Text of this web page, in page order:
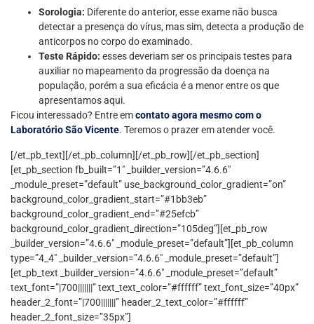
Sorologia: Diferente do anterior, esse exame não busca
detectar a presença do vírus, mas sim, detecta a produção de
anticorpos no corpo do examinado.
Teste Rápido: esses deveriam ser os principais testes para
auxiliar no mapeamento da progressão da doença na
população, porém a sua eficácia é a menor entre os que
apresentamos aqui.
Ficou interessado? Entre emcontato agora mesmo com o
Laboratório São Vicente. Teremos o prazer em atender você.
[/et_pb_text][/et_pb_column][/et_pb_row][/et_pb_section]
[et_pb_section fb_built=”1″ _builder_version=”4.6.6″
_module_preset=”default” use_background_color_gradient=”on”
background_color_gradient_start=”#1bb3eb”
background_color_gradient_end=”#25efcb”
background_color_gradient_direction=”105deg”][et_pb_row
_builder_version=”4.6.6″ _module_preset=”default”][et_pb_column
type=”4_4″ _builder_version=”4.6.6″ _module_preset=”default”]
[et_pb_text _builder_version=”4.6.6″ _module_preset=”default”
text_font=”|700|||||||” text_text_color=”#ffffff” text_font_size=”40px”
header_2_font=”|700|||||||” header_2_text_color=”#ffffff”
header_2_font_size=”35px”]